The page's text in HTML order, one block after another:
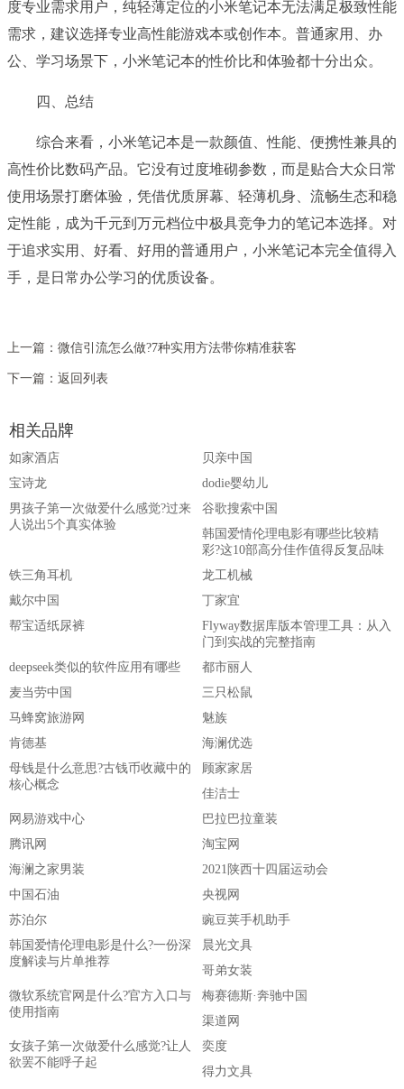
度专业需求用户，纯轻薄定位的小米笔记本无法满足极致性能
需求，建议选择专业高性能游戏本或创作本。普通家用、办
公、学习场景下，小米笔记本的性价比和体验都十分出众。
四、总结
综合来看，小米笔记本是一款颜值、性能、便携性兼具的
高性价比数码产品。它没有过度堆砌参数，而是贴合大众日常
使用场景打磨体验，凭借优质屏幕、轻薄机身、流畅生态和稳
定性能，成为千元到万元档位中极具竞争力的笔记本选择。对
于追求实用、好看、好用的普通用户，小米笔记本完全值得入
手，是日常办公学习的优质设备。
上一篇： 微信引流怎么做?7种实用方法带你精准获客
下一篇： 返回列表
相关品牌
如家酒店
贝亲中国
宝诗龙
dodie婴幼儿
男孩子第一次做爱什么感觉?过来
人说出5个真实体验
谷歌搜索中国
韩国爱情伦理电影有哪些比较精
彩?这10部高分佳作值得反复品味
铁三角耳机
龙工机械
戴尔中国
丁家宜
帮宝适纸尿裤
Flyway数据库版本管理工具：从入
门到实战的完整指南
deepseek类似的软件应用有哪些
都市丽人
麦当劳中国
三只松鼠
马蜂窝旅游网
魅族
肯德基
海澜优选
母钱是什么意思?古钱币收藏中的
核心概念
顾家家居
佳洁士
网易游戏中心
巴拉巴拉童装
腾讯网
淘宝网
海澜之家男装
2021陕西十四届运动会
中国石油
央视网
苏泊尔
豌豆荚手机助手
韩国爱情伦理电影是什么?一份深
度解读与片单推荐
晨光文具
哥弟女装
微软系统官网是什么?官方入口与
使用指南
梅赛德斯·奔驰中国
渠道网
女孩子第一次做爱什么感觉?让人
欲罢不能呼子起
奕度
得力文具